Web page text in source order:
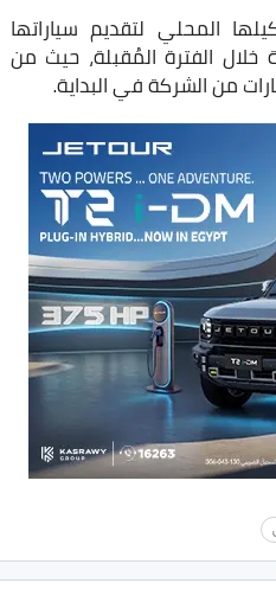
المحلي لتقديم سياراتها
الفترة المُقبلة، حيث من
من الشركة في البداية.